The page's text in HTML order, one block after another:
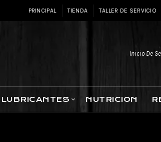
PRINCIPAL TIENDA TALLER DE SERVICIO
Inicio De
LUBRICANTES NUTRICION